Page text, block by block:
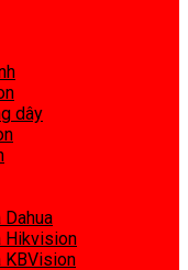
dây
Hikvision
KBVision